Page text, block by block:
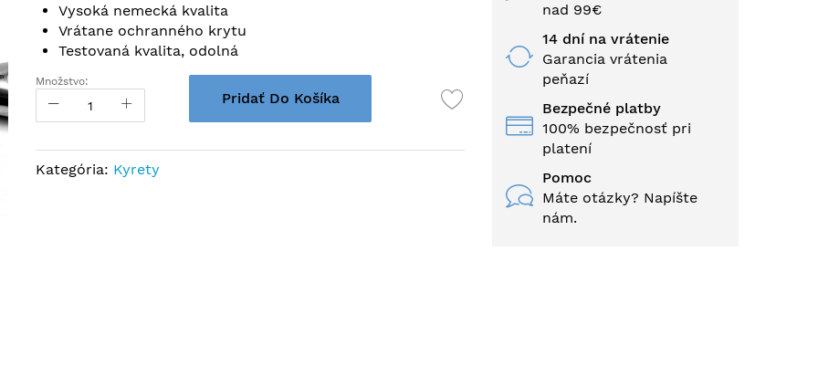
Vysoká nemecká kvalita
Vrátane ochranného krytu
Testovaná kvalita, odolná
Množstvo:
Pridať Do Košíka
Kategória: Kyrety
nad 99€
14 dní na vrátenie
Garancia vrátenia
peňazí
Bezpečné platby
100% bezpečnosť pri
platení
Pomoc
Máte otázky? Napíšte
nám.